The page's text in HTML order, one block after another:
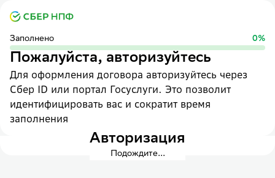
Заполнено 0%
Пожалуйста, авторизуйтесь
Для оформления договора авторизуйтесь через
Сбер ID или портал Госуслуги. Это позволит
идентифицировать вас и сократит время
заполнения
Авторизация
Подождите...